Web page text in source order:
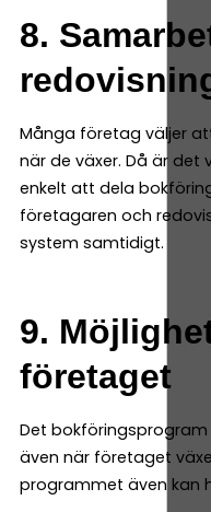
8.
Många företag väljer
när de växer. Då är
enkelt att dela
företagaren och
system samtidigt.
9.
företaget
Det
även när företaget
programmet även kan